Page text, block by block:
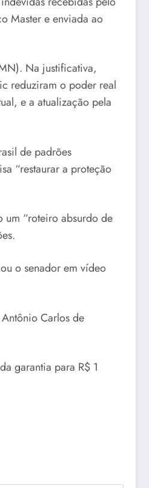
Master e enviada ao
Na justificativa,
reduziram o poder real
e a atualização pela
de padrões
“restaurar a proteção
um “roteiro absurdo de
o senador em vídeo
Carlos de
garantia para R$ 1